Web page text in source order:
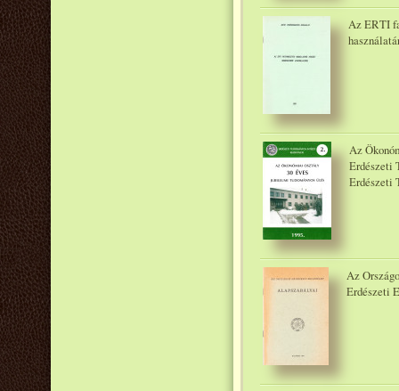
Az ERTI
Az
Erdészeti
Erdészeti
Az
Erdészeti